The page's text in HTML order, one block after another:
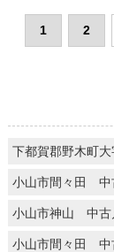
1 2
下都賀郡野木町
小山市間々田 中
小山市神山 中古
小山市間々田 中